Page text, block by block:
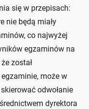
się w przepisach:
nie będą miały
co najwyżej
egzaminów na
został
może w
odwołanie
dyrektora